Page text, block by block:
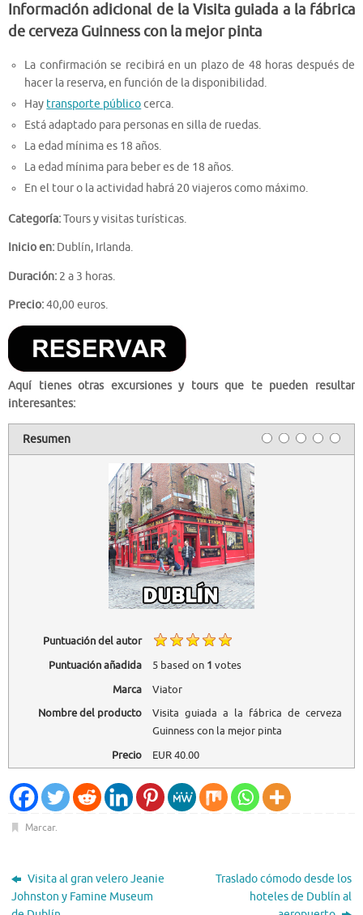
Información adicional de la Visita guiada a la fábrica
de cerveza Guinness con la mejor pinta
La confirmación se recibirá en un plazo de 48 horas después de
hacer la reserva, en función de la disponibilidad.
Hay transporte públicocerca.
Está adaptado para personas en silla de ruedas.
La edad mínima es 18 años.
La edad mínima para beber es de 18 años.
En el tour o la actividad habrá 20 viajeros como máximo.
Categoría:Tours y visitas turísticas.
Inicio en: Dublín, Irlanda.
Duración: 2 a 3 horas.
Precio:40,00 euros.
Aquí tienes otras excursiones y tours que te pueden resultar
interesantes:
Resumen
Puntuación del autor
Puntuación añadida
5based on 1 votes
Marca
Viator
Nombre del producto
Visita guiada a la fábrica de cerveza
Guinness con la mejor pinta
Precio
EUR40.00
Marcar.
Visita al gran velero Jeanie
Johnston y Famine Museum
Traslado cómodo desde los
hoteles de Dublín al